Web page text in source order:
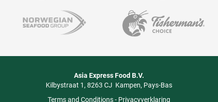
Asia Express Food B.V.
Kilbystraat 1 8263 CJ Kampen Pays-Bas
Terms and Conditions- Privacyverklaring